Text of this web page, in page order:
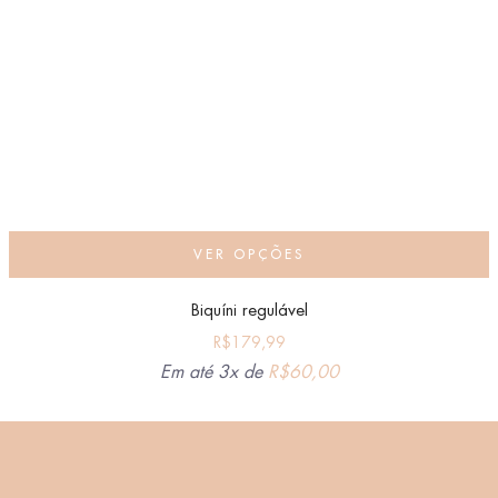
VER OPÇÕES
Biquíni regulável
R$179,99
Em até 3x de R$60,00